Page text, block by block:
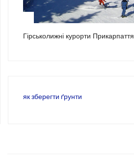
Гірськолижні курорти Прикарпаття
як зберегти ґрунти